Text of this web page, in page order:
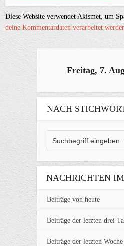
Diese Website verwendet Akismet, um
deine Kommentardaten verarbeitet
Freitag, 7.
NACH
NACHRICHTEN
Beiträge von heute
Beiträge der letzten drei
Beiträge der letzten Woche